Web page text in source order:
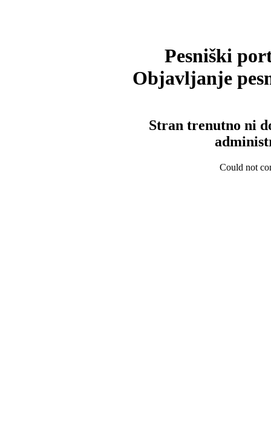
Pesniški
Objavljanje
Stran trenutno ni
Could not